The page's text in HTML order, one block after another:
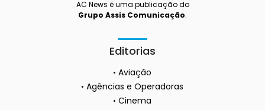
AC News é uma publicação do
Grupo Assis Comunicação.
Editorias
Aviação
Agências e Operadoras
Cinema